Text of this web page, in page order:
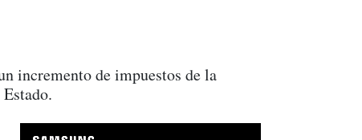
incremento de impuestos de la